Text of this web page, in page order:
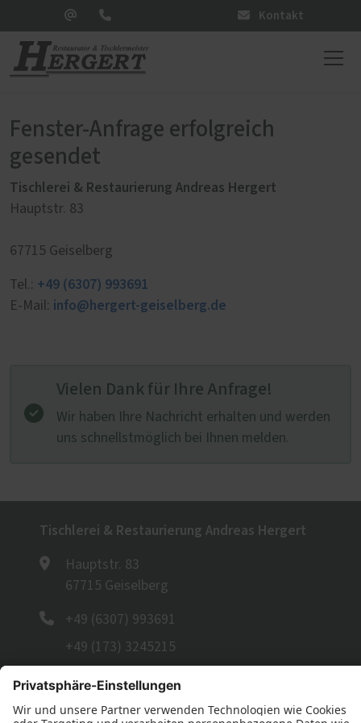
Kontakt
Fenster-Anfrage erfolgreich
gesendet
Tischlerei & Restaurierung Andreas Hergert
Hauptstr. 83
67715 Geiselberg
Tel.: +49 (6307) 993691
E-Mail: info@hergert-geiselberg.de
Vielen Dank für Ihre Anfrage!
Wir haben Ihre Nachricht erhalten und werden
uns schnellstmöglich bei Ihnen melden.
Tischlerei & Restaurierung Andreas Hergert
Hauptstr. 83
67715 Geiselberg
+49 (6307) 993691
+49 (173) 3245215
E-Mail schreiben